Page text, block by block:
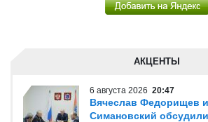
АКЦЕНТЫ
6 августа 2026 20:47
Вячеслав Федорищев
Симановский